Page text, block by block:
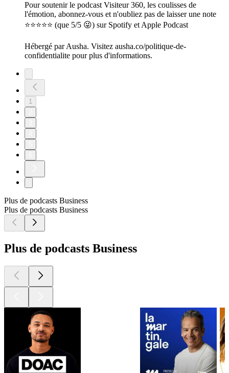
Pour soutenir le podcast Visiteur 360, les coulisses de
l'émotion, abonnez-vous et n'oubliez pas de laisser une note
⭐⭐⭐⭐⭐ (que 5/5 😜) sur Spotify et Apple Podcast
Hébergé par Ausha. Visitez ausha.co/politique-de-
confidentialite pour plus d'informations.
1
Plus de podcasts Business
Plus de podcasts Business
Plus de podcasts Business